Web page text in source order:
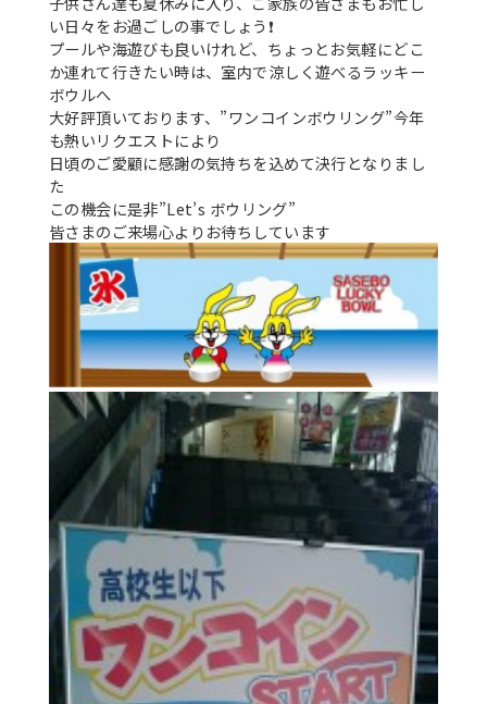
い日々をお過ごしの事でしょう❗
プールや海遊びも良いけれど、ちょっとお気軽にどこ
か連れて行きたい時は、室内で涼しく遊べるラッキー
ボウルへ
大好評頂いております、”ワンコインボウリング”今年
も熱いリクエストにより
日頃のご愛顧に感謝の気持ちを込めて決行となりまし
た
この機会に是非”Let’s ボウリング”
皆さまのご来場心よりお待ちしています